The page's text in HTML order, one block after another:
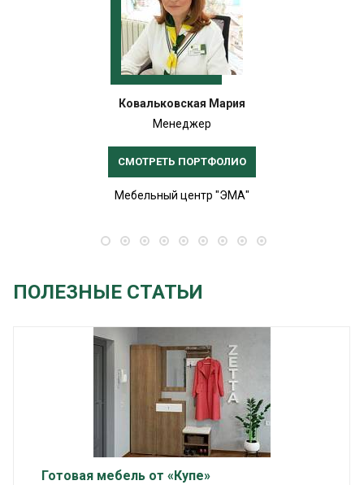
Ковальковская Мария
Менеджер
СМОТРЕТЬ ПОРТФОЛИО
Мебельный центр "ЭМА"
ПОЛЕЗНЫЕ СТАТЬИ
Готовая мебель от «Купе»